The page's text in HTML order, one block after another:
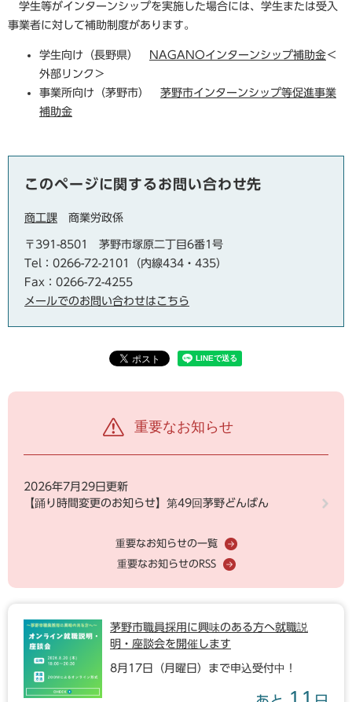
学生等がインターンシップを実施した場合には、学生または受入
事業者に対して補助制度があります。
学生向け（長野県） NAGANOインターンシップ補助金＜
外部リンク＞
事業所向け（茅野市） 茅野市インターンシップ等促進事業
補助金
このページに関するお問い合わせ先
商工課 商業労政係
〒391-8501
茅野市塚原二丁目6番1号
Tel：0266-72-2101（内線434・435）
Fax：0266-72-4255
メールでのお問い合わせはこちら
重要なお知らせ
2026年7月29日更新
【踊り時間変更のお知らせ】第49回茅野どんばん
重要なお知らせの一覧
重要なお知らせのRSS
茅野市職員採用に興味のある方へ就職説
明・座談会を開催します
8月17日（月曜日）まで申込受付中！